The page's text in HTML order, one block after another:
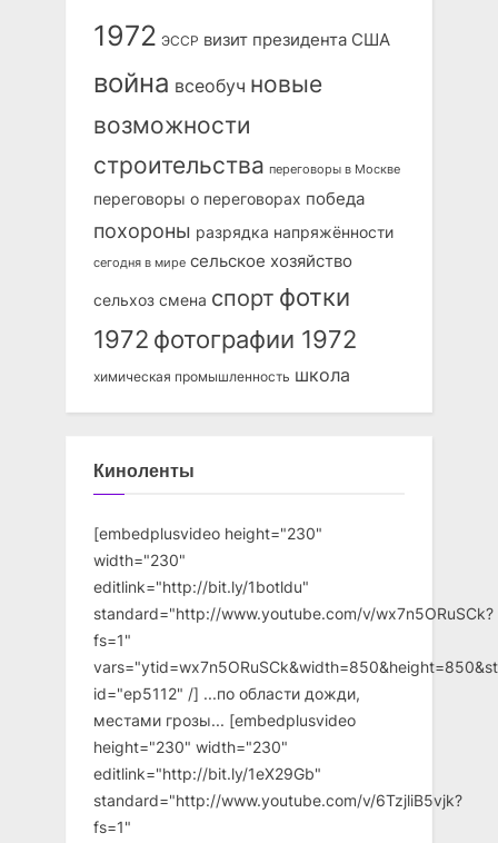
1972 ЭССР визит президента США
война всеобуч новые
возможности
строительства переговоры в Москве
переговоры о переговорах победа
похороны разрядка напряжённости
сегодня в мире сельское хозяйство
сельхоз смена спорт фотки
1972 фотографии 1972
химическая промышленность школа
Киноленты
[embedplusvideo height="230"
width="230"
editlink="http://bit.ly/1botldu"
standard="http://www.youtube.com/v/wx7n5ORuSCk?
fs=1"
id="ep5112" /] ...по области дожди,
местами грозы... [embedplusvideo
height="230" width="230"
editlink="http://bit.ly/1eX29Gb"
standard="http://www.youtube.com/v/6TzjliB5vjk?
fs=1"